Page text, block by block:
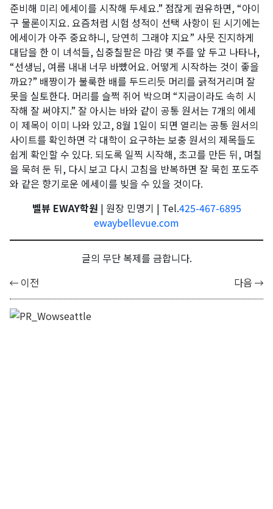
준비해 미리 에세이를 시작해 두세요.” 점잖게 권유하면, “아이
구 물론이지요. 요즘처럼 시험 성적이 선택 사항이 된 시기에는
에세이가 아주 중요하니, 당연히 그래야 지요” 사뭇 진지하게
대답을 한 이 녀석들, 십중칠팔은 마감 몇 주를 앞 두고 나타나,
“선생님, 여름 내내 너무 바빴어요. 어떻게 시작하는 것이 좋을
까요?” 배짱이가 불룩한 배를 두드리듯 머리를 긁적거리며 잘
못을 실토한다. 머리를 슬쩍 쥐어 박으며 “지금이라도 속히 시
작해 잘 써야지.” 잘 아시는 바와 같이 공통 원서는 7개의 에세
이 제목이 이미 나와 있고, 8월 1일이 되면 열리는 공통 원서의
사이트를 확인하면 각 대학이 요구하는 보충 원서의 제목들도
쉽게 확인할 수 있다. 되도록 일찍 시작해, 초고를 만든 뒤, 며칠
을 묵혀 둔 뒤, 다시 보고 다시 고침을 반복하면 잘 묵힌 포도주
와 같은 향기로운 에세이를 빚을 수 있을 것이다.
벨뷰 EWAY학원 | 원장 민명기 | Tel.425-467-6895
ewaybellevue.com
글의 무단 복제를 금합니다.
이전
다음